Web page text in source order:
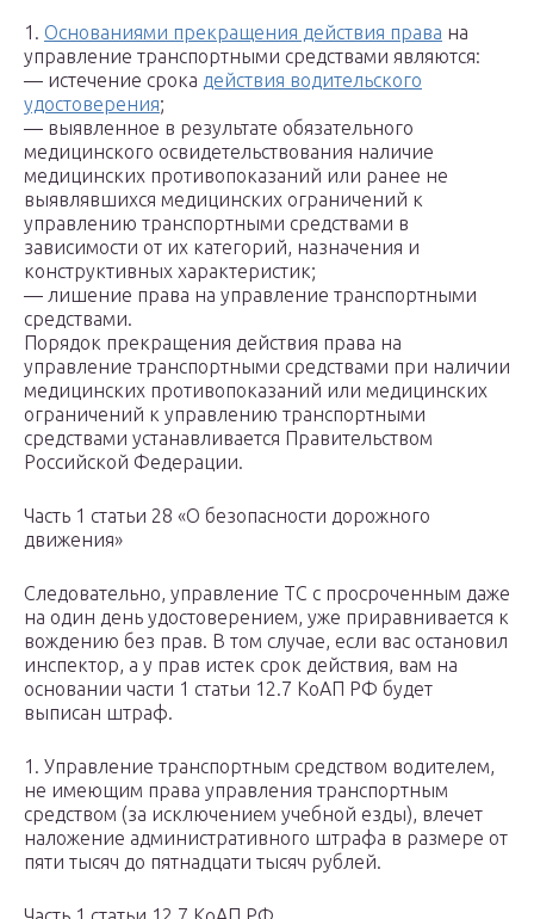
1. Основаниями прекращения действия права на
управление транспортными средствами являются:
— истечение срока действия водительского
удостоверения;
— выявленное в результате обязательного
медицинского освидетельствования наличие
медицинских противопоказаний или ранее не
выявлявшихся медицинских ограничений к
управлению транспортными средствами в
зависимости от их категорий, назначения и
конструктивных характеристик;
— лишение права на управление транспортными
средствами.
Порядок прекращения действия права на
управление транспортными средствами при наличии
медицинских противопоказаний или медицинских
ограничений к управлению транспортными
средствами устанавливается Правительством
Российской Федерации.
Часть 1 статьи 28 «О безопасности дорожного
движения»
Следовательно, управление ТС с просроченным даже
на один день удостоверением, уже приравнивается к
вождению без прав. В том случае, если вас остановил
инспектор, а у прав истек срок действия, вам на
основании части 1 статьи 12.7 КоАП РФ будет
выписан штраф.
1. Управление транспортным средством водителем,
не имеющим права управления транспортным
средством (за исключением учебной езды), влечет
наложение административного штрафа в размере от
пяти тысяч до пятнадцати тысяч рублей.